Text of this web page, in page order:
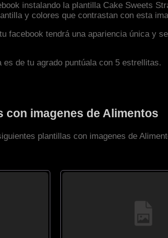
instalando la plantilla Cake Sweets
y colores que contrastan con esta
facebook tendrá una apariencia única y
de tu agrado puntúala con 5 estrellitas.
con imagenes de Alimentos
plantillas con imagenes de